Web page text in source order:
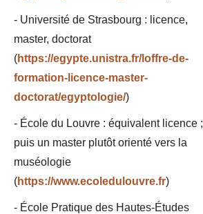
- Université de Strasbourg : licence,
master, doctorat
(https://egypte.unistra.fr/loffre-de-
formation-licence-master-
doctorat/egyptologie/)
- École du Louvre : équivalent licence ;
puis un master plutôt orienté vers la
muséologie
(https://www.ecoledulouvre.fr)
- École Pratique des Hautes-Études